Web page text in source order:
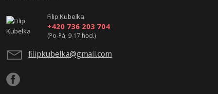
Filip Kubelka
+420 736 203 704
(Po-Pá, 9-17 hod.)
filipkubelka@gmail.com